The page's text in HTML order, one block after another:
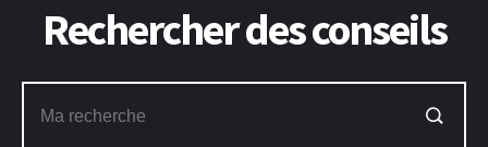
Rechercher des conseils